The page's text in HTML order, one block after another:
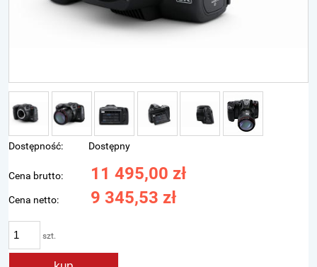
Dostępność: Dostępny
Cena brutto: 11 495,00 zł
Cena netto: 9 345,53 zł
szt.